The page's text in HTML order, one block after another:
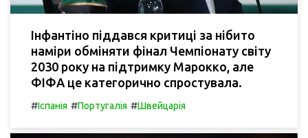
Інфантіно піддався критиці за нібито
наміри обміняти фінал Чемпіонату світу
2030 року на підтримку Марокко, але
ФІФА це категорично спростувала.
#Іспанія #Португалія #Швейцарія